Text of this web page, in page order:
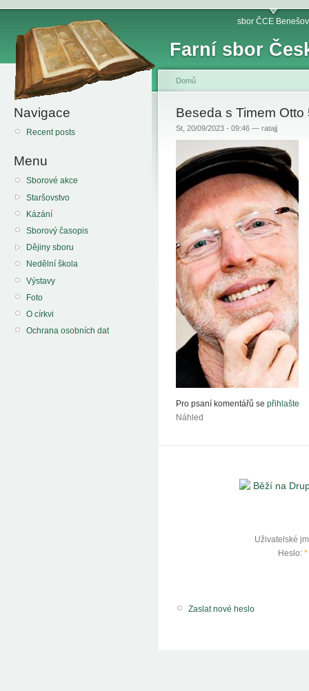
Farní sbor
sbor ČCE Benešov
Navigace
Recent posts
Menu
Sborové akce
Staršovstvo
Kázání
Sborový časopis
Dějiny sboru
Nedělní škola
Výstavy
Foto
O církvi
Ochrana osobních dat
Domů
Beseda s Timem Otto
St, 20/09/2023 - 09:46 — ratajj
Pro psaní komentářů se přihlašte
Náhled
Uživatelské
Heslo: *
Zaslat nové heslo